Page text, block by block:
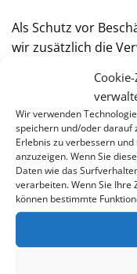
Wir verwenden
speichern und/oder darauf
Erlebnis zu verbessern
anzuzeigen. Wenn Sie
Daten wie das
verarbeiten. Wenn Sie
können bestimmte
Als Schutz vor
wir zusätzlich die
schützt und
Untergrund
bietet sich auch an,
der Sanierung zu
Orientieren Sie sich
an Ihrer
problemlose